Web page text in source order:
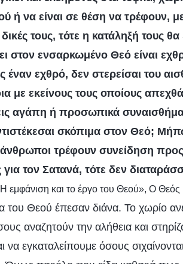
ή να είναι σε θέση να τρέφουν,
τους, τότε η κατάληξή τους θα
στον ενσαρκωμένο Θεό είναι
εχθρό, δεν στερείσαι του
με εκείνους τους οποίους
αγάπη ή προσωπικά
σκόπιμα στον Θεό;
άνθρωποι τρέφουν συνείδηση
τον Σατανά, τότε δεν
εμφάνιση και το έργο του Θεού», Ο
του Θεού έπεσαν διάνα. Το χωρίο
αναζητούν την αλήθεια και
εγκαταλείπουμε όσους